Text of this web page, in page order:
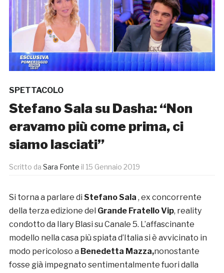
SPETTACOLO
Stefano Sala su Dasha: “Non
eravamo più come prima, ci
siamo lasciati”
Scritto da Sara Fonte il 15 Gennaio 2019
Si torna a parlare di Stefano Sala , ex concorrente
della terza edizione del Grande Fratello Vip, reality
condotto da Ilary Blasi su Canale 5. L’affascinante
modello nella casa più spiata d’Italia si è avvicinato in
modo pericoloso a Benedetta Mazza,nonostante
fosse già impegnato sentimentalmente fuori dalla